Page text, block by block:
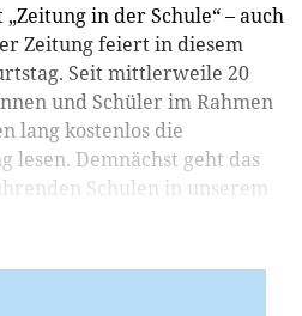
in der Schule“ – auch
Zeitung feiert in diesem
Seit mittlerweile 20
und Schüler im Rahmen
lang kostenlos die
lesen. Demnächst geht das
Schulen in unserem